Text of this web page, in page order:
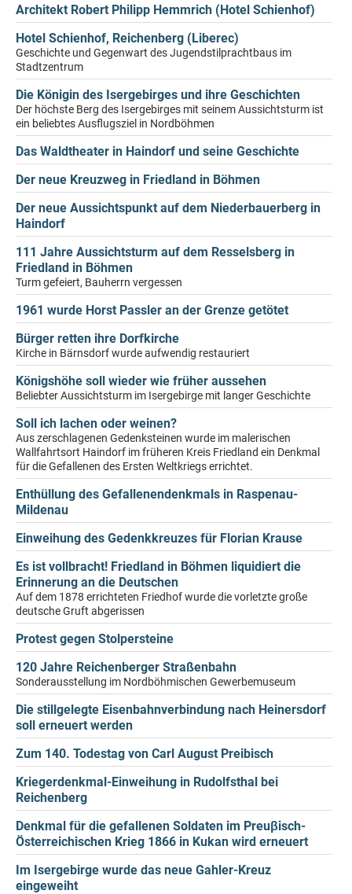
Architekt Robert Philipp Hemmrich (Hotel Schienhof)
Hotel Schienhof, Reichenberg (Liberec)
Geschichte und Gegenwart des Jugendstilprachtbaus im
Stadtzentrum
Die Königin des Isergebirges und ihre Geschichten
Der höchste Berg des Isergebirges mit seinem Aussichtsturm ist
ein beliebtes Ausflugsziel in Nordböhmen
Das Waldtheater in Haindorf und seine Geschichte
Der neue Kreuzweg in Friedland in Böhmen
Der neue Aussichtspunkt auf dem Niederbauerberg in
Haindorf
111 Jahre Aussichtsturm auf dem Resselsberg in
Friedland in Böhmen
Turm gefeiert, Bauherrn vergessen
1961 wurde Horst Passler an der Grenze getötet
Bürger retten ihre Dorfkirche
Kirche in Bärnsdorf wurde aufwendig restauriert
Königshöhe soll wieder wie früher aussehen
Beliebter Aussichtsturm im Isergebirge mit langer Geschichte
Soll ich lachen oder weinen?
Aus zerschlagenen Gedenksteinen wurde im malerischen
Wallfahrtsort Haindorf im früheren Kreis Friedland ein Denkmal
für die Gefallenen des Ersten Weltkriegs errichtet.
Enthüllung des Gefallenendenkmals in Raspenau-
Mildenau
Einweihung des Gedenkkreuzes für Florian Krause
Es ist vollbracht! Friedland in Böhmen liquidiert die
Erinnerung an die Deutschen
Auf dem 1878 errichteten Friedhof wurde die vorletzte große
deutsche Gruft abgerissen
Protest gegen Stolpersteine
120 Jahre Reichenberger Straßenbahn
Sonderausstellung im Nordböhmischen Gewerbemuseum
Die stillgelegte Eisenbahnverbindung nach Heinersdorf
soll erneuert werden
Zum 140. Todestag von Carl August Preibisch
Kriegerdenkmal-Einweihung in Rudolfsthal bei
Reichenberg
Denkmal für die gefallenen Soldaten im Preuβisch-
Österreichischen Krieg 1866 in Kukan wird erneuert
Im Isergebirge wurde das neue Gahler-Kreuz
eingeweiht